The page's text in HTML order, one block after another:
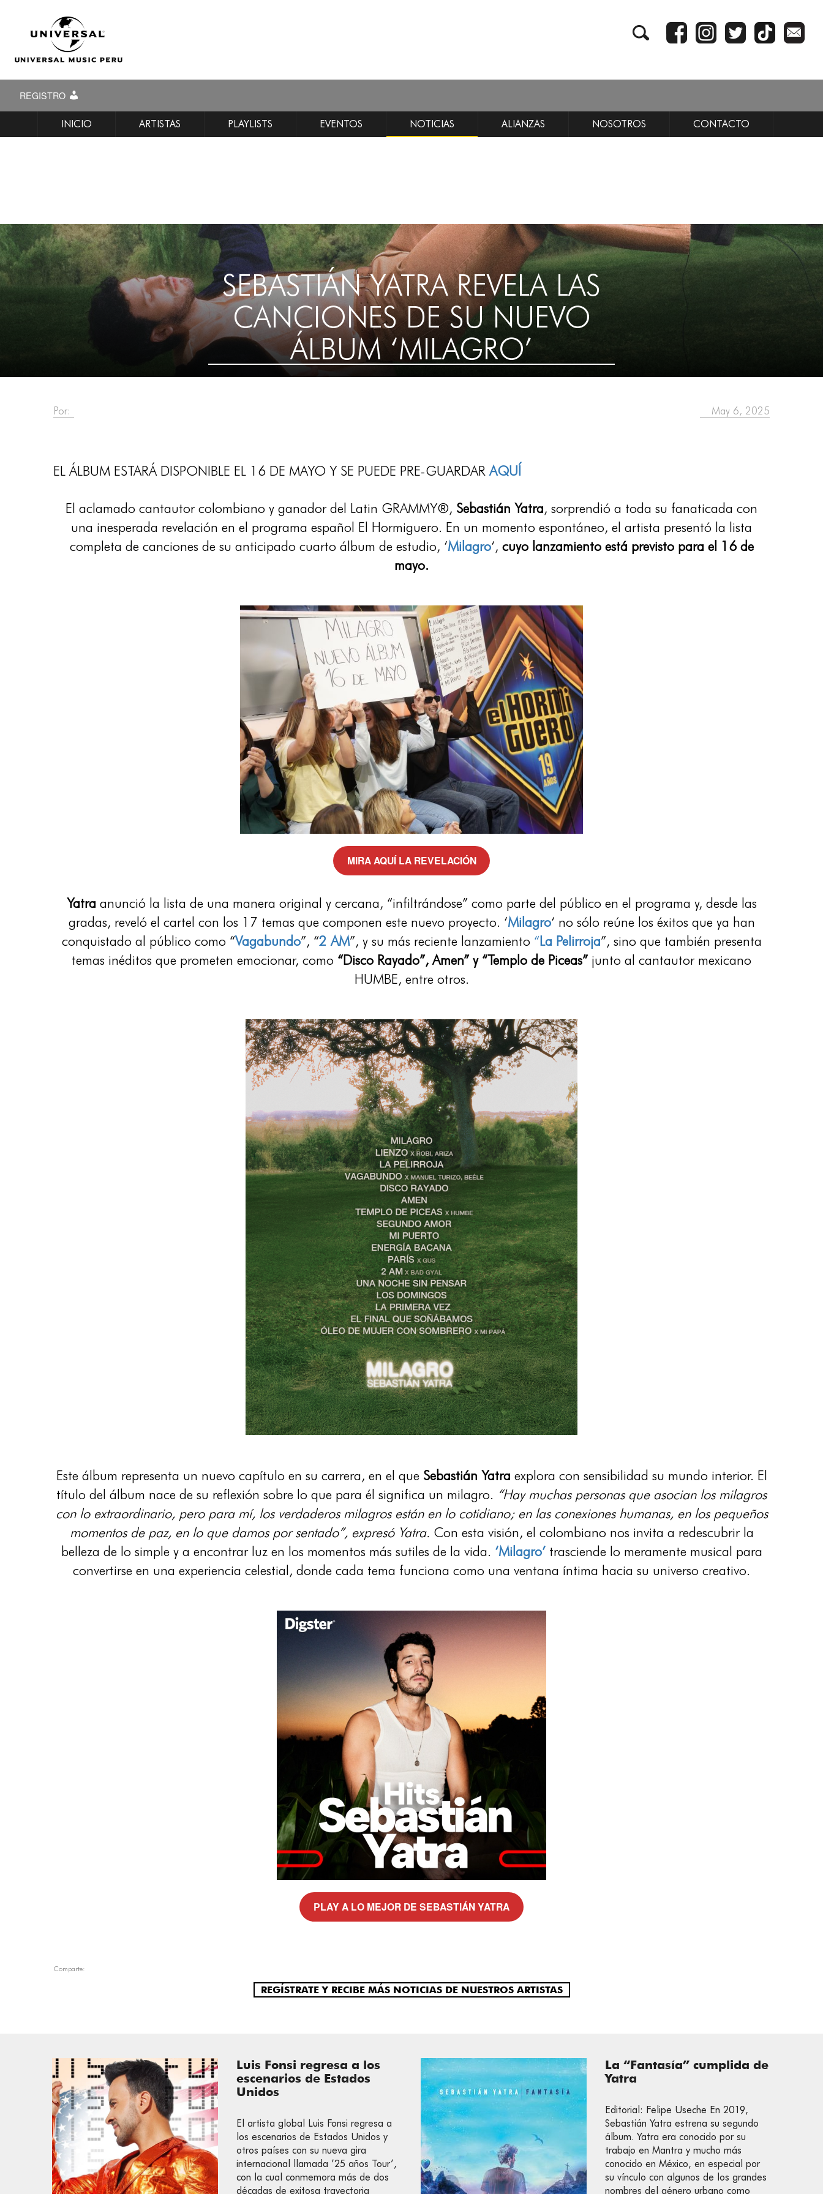
REGISTRO
INICIO ARTISTAS PLAYLISTS EVENTOS NOTICIAS ALIANZAS NOSOTROS CONTACTO
SEBASTIÁN YATRA REVELA LAS
CANCIONES DE SU NUEVO
ÁLBUM ‘MILAGRO’
Por: May 6, 2025
EL ÁLBUM ESTARÁ DISPONIBLE EL 16 DE MAYO Y SE PUEDE PRE-GUARDARAQUÍ
El aclamado cantautor colombiano y ganador del Latin GRAMMY®, Sebastián Yatra, sorprendió a toda su fanaticada con
una inesperada revelación en el programa español El Hormiguero. En un momento espontáneo, el artista presentó la lista
completa de canciones de su anticipado cuarto álbum de estudio, ‘Milagro‘, cuyo lanzamiento está previsto para el 16 de
mayo.
MIRA AQUÍ LA REVELACIÓN
Yatra anunció la lista de una manera original y cercana, “infiltrándose” como parte del público en el programa y, desde las
gradas, reveló el cartel con los 17 temas que componen este nuevo proyecto. ‘Milagro‘ no sólo reúne los éxitos que ya han
conquistado al público como “Vagabundo”, “2 AM”, y su más reciente lanzamiento “La Pelirroja”, sino que también presenta
temas inéditos que prometen emocionar, como “Disco Rayado”, Amen” y “Templo de Piceas”junto al cantautor mexicano
HUMBE, entre otros.
Este álbum representa un nuevo capítulo en su carrera, en el que Sebastián Yatra explora con sensibilidad su mundo interior. El
título del álbum nace de su reflexión sobre lo que para él significa un milagro. “Hay muchas personas que asocian los milagros
con lo extraordinario, pero para mí, los verdaderos milagros están en lo cotidiano; en las conexiones humanas, en los pequeños
momentos de paz, en lo que damos por sentado”, expresó Yatra. Con esta visión, el colombiano nos invita a redescubrir la
belleza de lo simple y a encontrar luz en los momentos más sutiles de la vida. ‘Milagro’trasciende lo meramente musical para
convertirse en una experiencia celestial, donde cada tema funciona como una ventana íntima hacia su universo creativo.
PLAY A LO MEJOR DE SEBASTIÁN YATRA
Comparte:
REGÍSTRATE Y RECIBE MÁS NOTICIAS DE NUESTROS ARTISTAS
Luis Fonsi regresa a los
escenarios de Estados
Unidos
El artista global Luis Fonsi regresa a
los escenarios de Estados Unidos y
otros países con su nueva gira
internacional llamada ’25 años Tour’,
con la cual conmemora más de dos
décadas de exitosa trayectoria
La “Fantasía” cumplida de
Yatra
Editorial: Felipe Useche En 2019,
Sebastián Yatra estrena su segundo
álbum. Yatra era conocido por su
trabajo en Mantra y mucho más
conocido en México, en especial por
su vínculo con algunos de los grandes
nombres del género urbano como